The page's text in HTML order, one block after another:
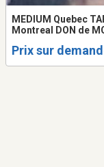
MEDIUM Quebec
Montreal DON de
TAROT LOVE
Prix sur